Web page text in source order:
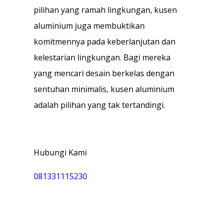
pilihan yang ramah lingkungan, kusen
aluminium juga membuktikan
komitmennya pada keberlanjutan dan
kelestarian lingkungan. Bagi mereka
yang mencari desain berkelas dengan
sentuhan minimalis, kusen aluminium
adalah pilihan yang tak tertandingi.
Hubungi Kami
081331115230